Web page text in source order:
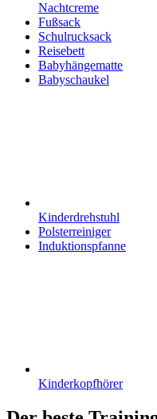
Nachtcreme
Fußsack
Schulrucksack
Reisebett
Babyhängematte
Babyschaukel
Kinderdrehstuhl
Polsterreiniger
Induktionspfanne
Kinderkopfhörer